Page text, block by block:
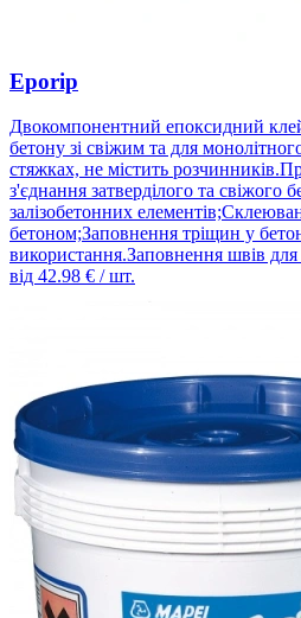
Eporip
Двокомпонентний епоксидний
бетону зі свіжим та для
стяжках, не містить
з'єднання затверділого та свіжого
залізобетонних
бетоном;Заповнення тріщин у
використання.Заповнення швів для
від 42.98 € / шт.